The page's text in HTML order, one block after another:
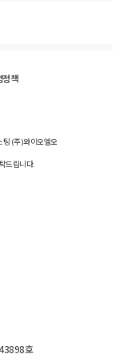
정책
팅 (주)와이오엘오
드립니다.
호